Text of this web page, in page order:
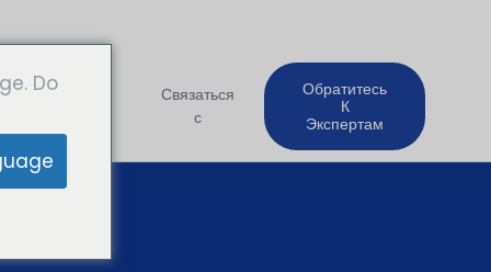
Компания
Связаться
с
Обратитесь
К
Экспертам
Do